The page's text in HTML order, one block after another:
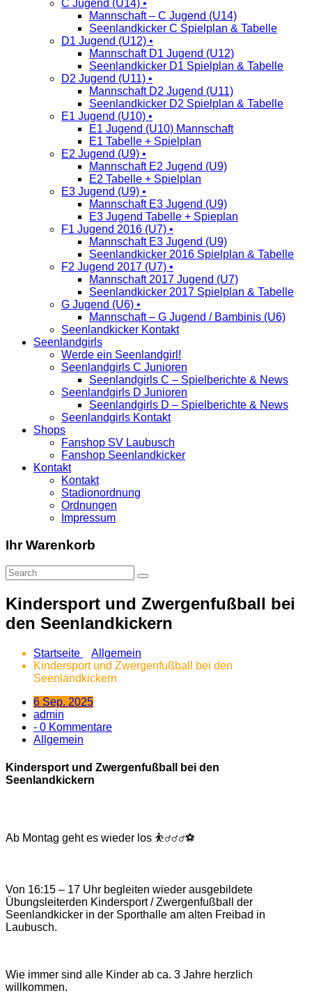
C Jugend (U14) •
Mannschaft – C Jugend (U14)
Seenlandkicker C Spielplan & Tabelle
D1 Jugend (U12) •
Mannschaft D1 Jugend (U12)
Seenlandkicker D1 Spielplan & Tabelle
D2 Jugend (U11) •
Mannschaft D2 Jugend (U11)
Seenlandkicker D2 Spielplan & Tabelle
E1 Jugend (U10) •
E1 Jugend (U10) Mannschaft
E1 Tabelle + Spielplan
E2 Jugend (U9) •
Mannschaft E2 Jugend (U9)
E2 Tabelle + Spielplan
E3 Jugend (U9) •
Mannschaft E3 Jugend (U9)
E3 Jugend Tabelle + Spieplan
F1 Jugend 2016 (U7) •
Mannschaft E3 Jugend (U9)
Seenlandkicker 2016 Spielplan & Tabelle
F2 Jugend 2017 (U7) •
Mannschaft 2017 Jugend (U7)
Seenlandkicker 2017 Spielplan & Tabelle
G Jugend (U6) •
Mannschaft – G Jugend / Bambinis (U6)
Seenlandkicker Kontakt
Seenlandgirls
Werde ein Seenlandgirl!
Seenlandgirls C Junioren
Seenlandgirls C – Spielberichte & News
Seenlandgirls D Junioren
Seenlandgirls D – Spielberichte & News
Seenlandgirls Kontakt
Shops
Fanshop SV Laubusch
Fanshop Seenlandkicker
Kontakt
Kontakt
Stadionordnung
Ordnungen
Impressum
Ihr Warenkorb
Kindersport und Zwergenfußball bei
den Seenlandkickern
Startseite
Allgemein
Kindersport und Zwergenfußball bei den
Seenlandkickern
6 Sep. 2025
admin
- 0 Kommentare
Allgemein
Kindersport und Zwergenfußball bei den
Seenlandkickern
Ab Montag geht es wieder los ⛹‍♂️‍♂️‍♂️⚽
Von 16:15 – 17 Uhr begleiten wieder ausgebildete
Übungsleiterden Kindersport / Zwergenfußball der
Seenlandkicker in der Sporthalle am alten Freibad in
Laubusch.
Wie immer sind alle Kinder ab ca. 3 Jahre herzlich
willkommen.